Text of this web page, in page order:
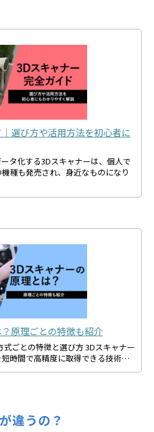
選び方や活用方法を初心者に
タ化する3Dスキャナーは、個人で
種も発売され、身近なものになり
原理ごとの特徴も紹介
ごとの特徴と選び方 3Dスキャナー
時間で高精度に取得できる技術…
違うの？